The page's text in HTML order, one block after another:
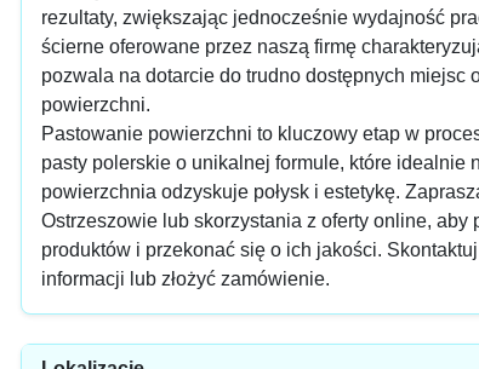
rezultaty, zwiększając jednocześnie wydajność
ścierne oferowane przez naszą firmę
pozwala na dotarcie do trudno dostępnych miejsc
powierzchni.
Pastowanie powierzchni to kluczowy etap w
pasty polerskie o unikalnej formule, które idealnie
powierzchnia odzyskuje połysk i estetykę.
Ostrzeszowie lub skorzystania z oferty online, aby
produktów i przekonać się o ich jakości.
informacji lub złożyć zamówienie.